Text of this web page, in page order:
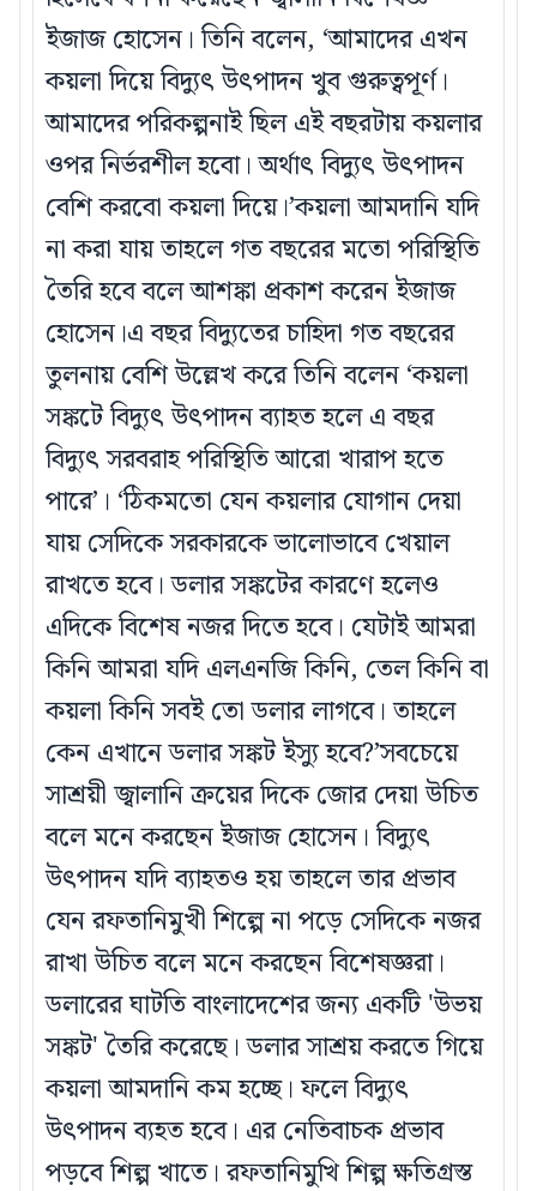
ইজাজ হোসেন। তিনি বলেন, ‘আমাদের এখন
কয়লা দিয়ে বিদ্যুৎ উৎপাদন খুব গুরুত্বপূর্ণ।
আমাদের পরিকল্পনাই ছিল এই বছরটায় কয়লার
ওপর নির্ভরশীল হবো। অর্থাৎ বিদ্যুৎ উৎপাদন
বেশি করবো কয়লা দিয়ে।’কয়লা আমদানি যদি
না করা যায় তাহলে গত বছরের মতো পরিস্থিতি
তৈরি হবে বলে আশঙ্কা প্রকাশ করেন ইজাজ
হোসেন।এ বছর বিদ্যুতের চাহিদা গত বছরের
তুলনায় বেশি উল্লেখ করে তিনি বলেন ‘কয়লা
সঙ্কটে বিদ্যুৎ উৎপাদন ব্যাহত হলে এ বছর
বিদ্যুৎ সরবরাহ পরিস্থিতি আরো খারাপ হতে
পারে’। ‘ঠিকমতো যেন কয়লার যোগান দেয়া
যায় সেদিকে সরকারকে ভালোভাবে খেয়াল
রাখতে হবে। ডলার সঙ্কটের কারণে হলেও
এদিকে বিশেষ নজর দিতে হবে। যেটাই আমরা
কিনি আমরা যদি এলএনজি কিনি, তেল কিনি বা
কয়লা কিনি সবই তো ডলার লাগবে। তাহলে
কেন এখানে ডলার সঙ্কট ইস্যু হবে?’সবচেয়ে
সাশ্রয়ী জ্বালানি ক্রয়ের দিকে জোর দেয়া উচিত
বলে মনে করছেন ইজাজ হোসেন। বিদ্যুৎ
উৎপাদন যদি ব্যাহতও হয় তাহলে তার প্রভাব
যেন রফতানিমুখী শিল্পে না পড়ে সেদিকে নজর
রাখা উচিত বলে মনে করছেন বিশেষজ্ঞরা।
ডলারের ঘাটতি বাংলাদেশের জন্য একটি 'উভয়
সঙ্কট' তৈরি করেছে। ডলার সাশ্রয় করতে গিয়ে
কয়লা আমদানি কম হচ্ছে। ফলে বিদ্যুৎ
উৎপাদন ব্যহত হবে। এর নেতিবাচক প্রভাব
পড়বে শিল্প খাতে। রফতানিমুখি শিল্প ক্ষতিগ্রস্ত